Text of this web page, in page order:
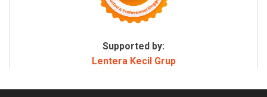
Supported by:
Lentera Kecil Grup